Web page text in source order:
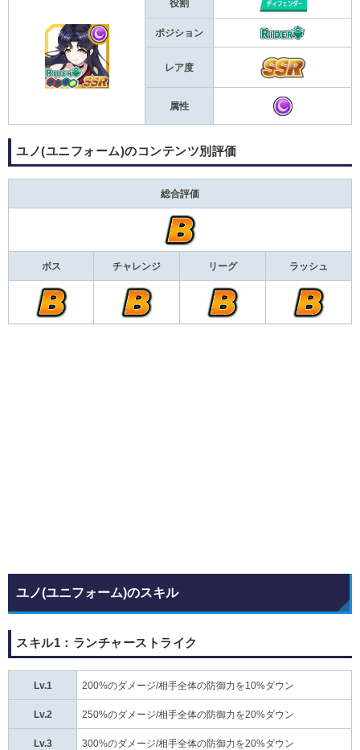
役割
ポジション
レア度
属性
ユノ(ユニフォーム)のコンテンツ別評価
総合評価
ボス チャレンジ リーグ ラッシュ
ユノ(ユニフォーム)のスキル
スキル1：ランチャーストライク
Lv.1 200%のダメージ/相手全体の防御力を10%ダウン
Lv.2 250%のダメージ/相手全体の防御力を20%ダウン
Lv.3 300%のダメージ/相手全体の防御力を20%ダウン